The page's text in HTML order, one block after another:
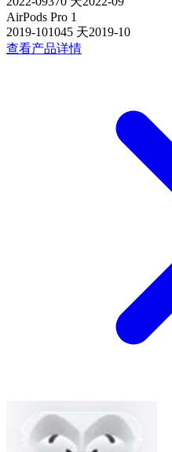
AirPods Pro 1
2019-101045 天2019-10
查看产品详情